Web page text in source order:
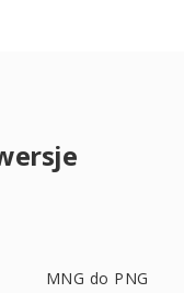
MNG do PNG